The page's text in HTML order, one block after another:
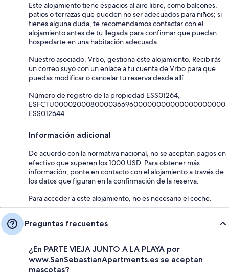
Este alojamiento tiene espacios al aire libre, como balcones,
patios o terrazas que pueden no ser adecuados para niños; si
tienes alguna duda, te recomendamos contactar con el
alojamiento antes de tu llegada para confirmar que puedan
hospedarte en una habitación adecuada
Nuestro asociado, Vrbo, gestiona este alojamiento. Recibirás
un correo suyo con un enlace a tu cuenta de Vrbo para que
puedas modificar o cancelar tu reserva desde allí.
Número de registro de la propiedad ESS01264,
ESFCTU00002000800003669600000000000000000000
ESS012644
Información adicional
De acuerdo con la normativa nacional, no se aceptan pagos en
efectivo que superen los 1000 USD. Para obtener más
información, ponte en contacto con el alojamiento a través de
los datos que figuran en la confirmación de la reserva.
Para acceder a este alojamiento, no es necesario el coche.
Preguntas frecuentes
¿En PARTE VIEJA JUNTO A LA PLAYA por
www.SanSebastianApartments.es se aceptan
mascotas?